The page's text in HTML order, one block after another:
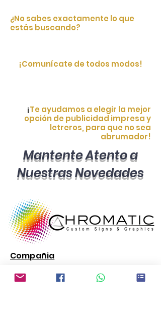
¿No sabes exactamente lo que
estás buscando?
¡Comunícate de todos modos!
¡Te ayudamos a elegir la mejor
opción de publicidad impresa y
letreros, para que no sea
abrumador!
Mantente Atento a
Nuestras Novedades
Compañia
Sobre Nosotros